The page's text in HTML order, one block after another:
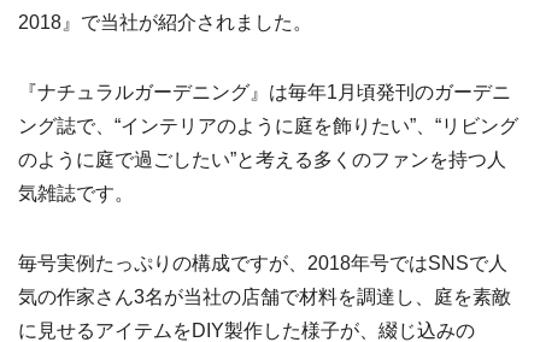
2018』で当社が紹介されました。
『ナチュラルガーデニング』は毎年1月頃発刊のガーデニ
ング誌で、“インテリアのように庭を飾りたい”、“リビング
のように庭で過ごしたい”と考える多くのファンを持つ人
気雑誌です。
毎号実例たっぷりの構成ですが、2018年号ではSNSで人
気の作家さん3名が当社の店舗で材料を調達し、庭を素敵
に見せるアイテムをDIY製作した様子が、綴じ込みの